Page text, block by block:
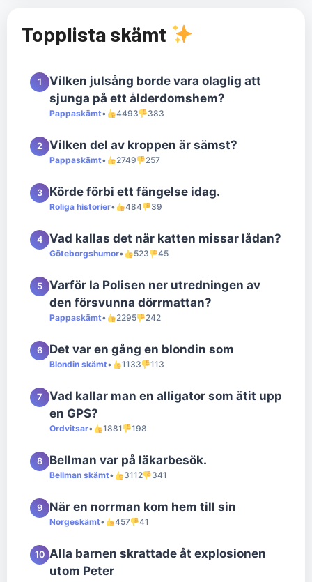
Topplista skämt
1
Vilken julsång borde vara olaglig att
sjunga på ett ålderdomshem?
Pappaskämt• 4493 383
2 Vilken del av kroppen är sämst?
Pappaskämt• 2749 257
3 Körde förbi ett fängelse idag.
Roliga historier• 484 39
4 Vad kallas det när katten missar lådan?
Göteborgshumor• 523 45
5
Varför la Polisen ner utredningen av
den försvunna dörrmattan?
Pappaskämt• 2295 242
6 Det var en gång en blondin som
Blondin skämt• 1133 113
7
Vad kallar man en alligator som ätit upp
en GPS?
Ordvitsar• 1881 198
8 Bellman var på läkarbesök.
Bellman skämt• 3112 341
9 När en norrman kom hem till sin
Norgeskämt• 457 41
10 Alla barnen skrattade åt explosionen
utom Peter